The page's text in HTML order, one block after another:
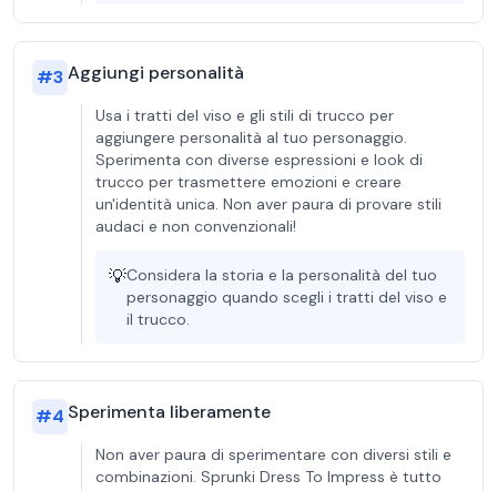
#3Aggiungi personalità
Usa i tratti del viso e gli stili di trucco per
aggiungere personalità al tuo personaggio.
Sperimenta con diverse espressioni e look di
trucco per trasmettere emozioni e creare
un'identità unica. Non aver paura di provare stili
audaci e non convenzionali!
💡Considera la storia e la personalità del tuo
personaggio quando scegli i tratti del viso e
il trucco.
#4 Sperimenta liberamente
Non aver paura di sperimentare con diversi stili e
combinazioni. Sprunki Dress To Impress è tutto